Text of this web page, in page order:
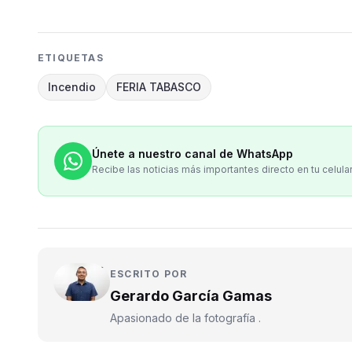
ETIQUETAS
Incendio FERIA TABASCO
Únete a nuestro canal de WhatsApp
Recibe las noticias más importantes directo en tu celular
ESCRITO POR
Gerardo García Gamas
Apasionado de la fotografía .